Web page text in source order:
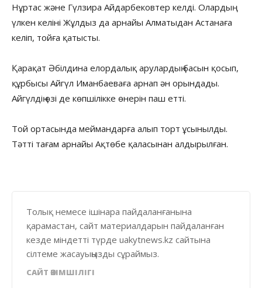
Нұртас және Гүлзира Айдарбековтер келді. Олардың
үлкен келіні Жұлдыз да арнайы Алматыдан Астанаға
келіп, тойға қатысты.
Қарақат Әбілдина елордалық арулардың басын қосып,
құрбысы Айгүл Иманбаеваға арнап ән орындады.
Айгүлдің өзі де көпшілікке өнерін паш етті.
Той ортасында меймандарға алып торт ұсынылды.
Тәтті тағам арнайы Ақтөбе қаласынан алдырылған.
Толық немесе ішінара пайдаланғанына
қарамастан, сайт материалдарын пайдаланған
кезде міндетті түрде uakytnews.kz сайтына
сілтеме жасауыңызды сұраймыз.
САЙТ ӘКІМШІЛІГІ